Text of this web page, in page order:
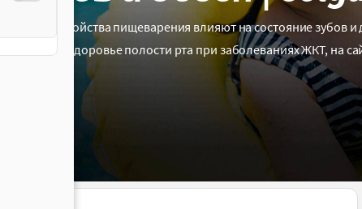
Как расстройства пищеварения влияют на состояние зубов и
защитить здоровье полости рта при заболеваниях ЖКТ, на